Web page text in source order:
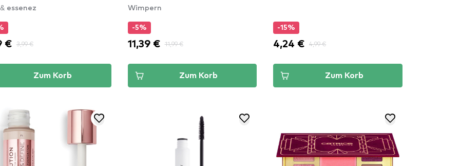
essenez
€ 3,99 €
Zum Korb
Wimpern
-5%
11,39 € 11,99 €
Zum Korb
-15%
4,24 € 4,99 €
Zum Korb